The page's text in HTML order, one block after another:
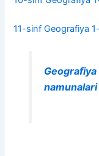
11-sinf Geografiya
namunalari